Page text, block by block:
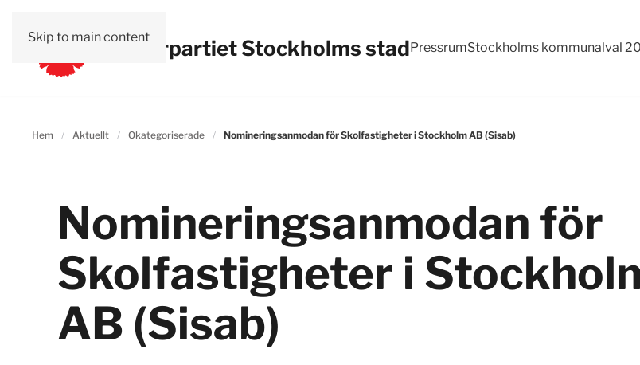
Skip to main contentVänsterpartiet Stockholms stadPressrumStockholms kommunalval
Hem Aktuellt Okategoriserade Nomineringsanmodan för Skolfastigheter i Stockholm AB (Sisab)
Nomineringsanmodan för
Skolfastigheter i
AB (Sisab)